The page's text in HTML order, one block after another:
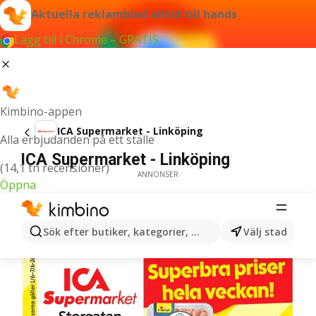
Aktuella reklamblad alltid till hands
Lägg till i Chrome – GRATIS
Kimbino-appen
Alla erbjudanden på ett ställe
(14,1 tn recensioner)
Öppna
Sök efter butiker, kategorier, produkter...Välj stad
ICA Supermarket - Linköping
ICA Supermarket - Linköping
ANNONSER